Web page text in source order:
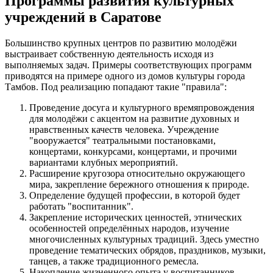
учреждений в Саратове
Большинство крупных центров по развитию молодёжи
выстраивает собственную деятельность исходя из
выполняемых задач. Примеры соответствующих программ
приводятся на примере одного из домов культуры города
Тамбов. Под реализацию попадают такие "правила":
Проведение досуга и культурного времяпровождения
для молодёжи с акцентом на развитие духовных и
нравственных качеств человека. Учреждение
"вооружается" театральными постановками,
концертами, конкурсами, концертами, и прочими
вариантами клубных мероприятий.
Расширение кругозора относительно окружающего
мира, закрепление бережного отношения к природе.
Определение будущей профессии, в которой будет
работать "воспитанник".
Закрепление исторических ценностей, этнических
особенностей определённых народов, изучение
многочисленных культурных традиций. Здесь уместно
проведение тематических обрядов, праздников, музыки,
танцев, а также традиционного ремесла.